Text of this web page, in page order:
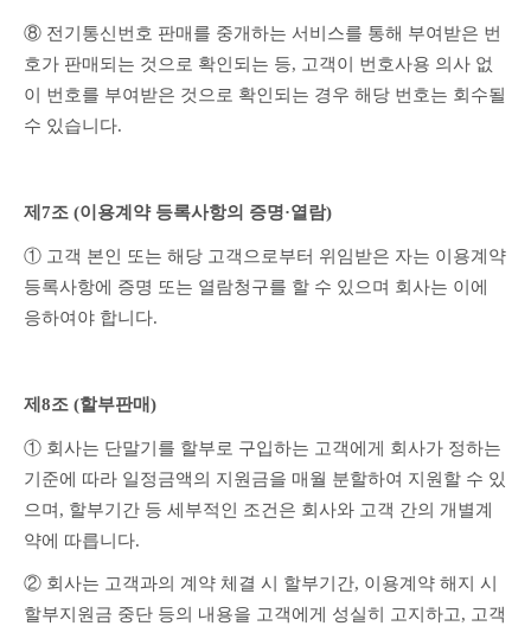
⑧ 전기통신번호 판매를 중개하는 서비스를 통해 부여받은 번
호가 판매되는 것으로 확인되는 등, 고객이 번호사용 의사 없
이 번호를 부여받은 것으로 확인되는 경우 해당 번호는 회수될
수 있습니다.
제7조 (이용계약 등록사항의 증명·열람)
① 고객 본인 또는 해당 고객으로부터 위임받은 자는 이용계약
등록사항에 증명 또는 열람청구를 할 수 있으며 회사는 이에
응하여야 합니다.
제8조 (할부판매)
① 회사는 단말기를 할부로 구입하는 고객에게 회사가 정하는
기준에 따라 일정금액의 지원금을 매월 분할하여 지원할 수 있
으며, 할부기간 등 세부적인 조건은 회사와 고객 간의 개별계
약에 따릅니다.
② 회사는 고객과의 계약 체결 시 할부기간, 이용계약 해지 시
할부지원금 중단 등의 내용을 고객에게 성실히 고지하고, 고객